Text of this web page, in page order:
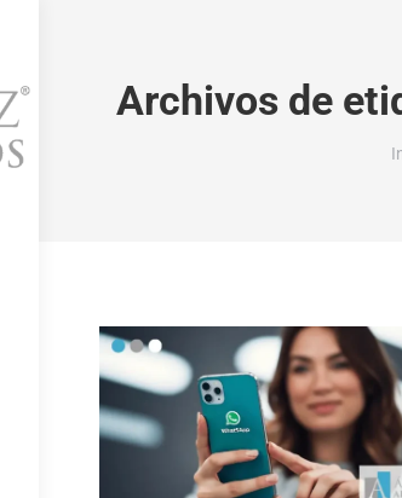
Archivos de